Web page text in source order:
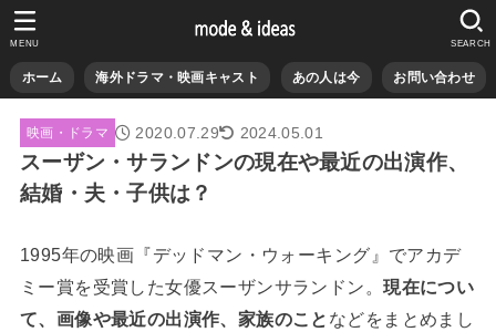
ホーム 海外ドラマ・映画キャスト あの人は今 お問い合わせ
SEARCH
MENU
映画・ドラマ 2020.07.29 2024.05.01
スーザン・サランドンの現在や最近の出演作、
結婚・夫・子供は？
1995年の映画『デッドマン・ウォーキング』でアカデ
ミー賞を受賞した女優スーザンサランドン。現在につい
て、画像や最近の出演作、家族のこと などをまとめまし